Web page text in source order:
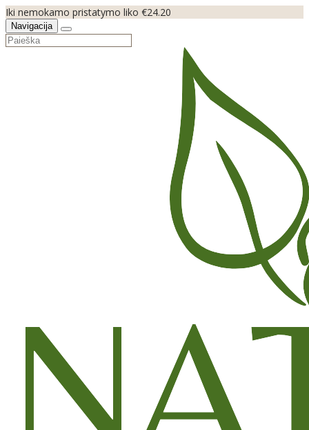
Iki nemokamo pristatymo liko €24.20
Navigacija